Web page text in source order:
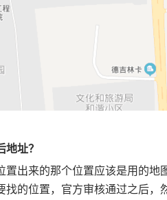
址？
置出来的那个位置应该是用的
找的位置，官方审核通过之后